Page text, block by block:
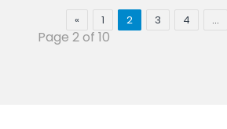
« 1 2 3 4 …
Page 2 of 10